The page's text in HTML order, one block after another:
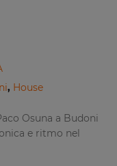
, House
Osuna a Budoni
e ritmo nel